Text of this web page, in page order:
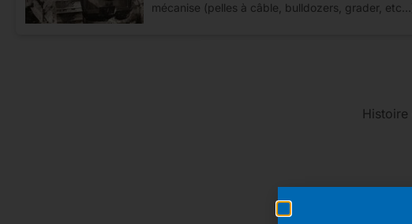
mécanise (pelles à câble, bulldozers, grader,